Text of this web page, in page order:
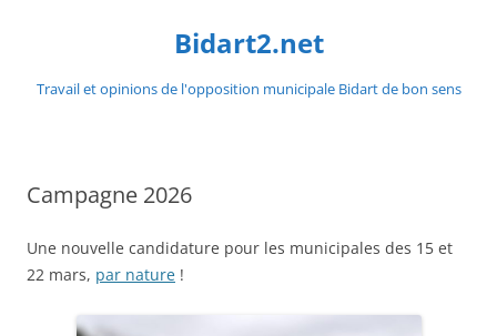
Bidart2.net
Travail et opinions de l'opposition municipale Bidart de bon sens
Campagne 2026
Une nouvelle candidature pour les municipales des 15 et
22 mars, par nature !